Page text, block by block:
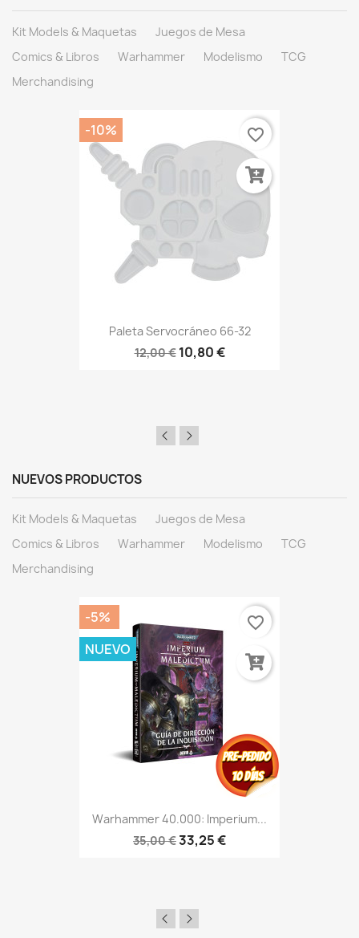
Kit Models & Maquetas
Juegos de Mesa
Comics & Libros
Warhammer Modelismo
TCG
Merchandising
Paleta Servocráneo 66-32
12,00 € 10,80 €
-10% favorite_border
NUEVOS PRODUCTOS
Kit Models & Maquetas
Juegos de Mesa
Comics & Libros
Warhammer Modelismo
TCG
Merchandising
Warhammer 40.000: Imperium...
35,00 €33,25 €
-5%
NUEVO
favorite_border